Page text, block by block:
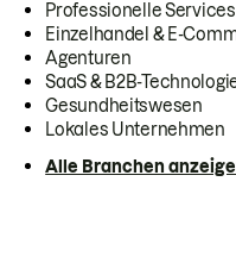
Professionelle Services
Einzelhandel & E-
Agenturen
SaaS & B2B-
Gesundheitswesen
Lokales Unternehmen
Alle Branchen